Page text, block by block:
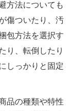
方法についても
傷ついたり、汚
包方法を選択す
り、転倒したり
しっかりと固定
品の種類や特性